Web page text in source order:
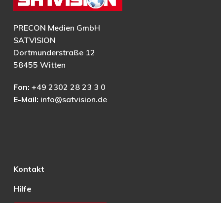
PRECON Medien GmbH
SATVISION
Dortmunderstraße 12
58455 Witten
Fon: +49 2302 28 23 3 0
E-Mail: info@satvision.de
Kontakt
Hilfe